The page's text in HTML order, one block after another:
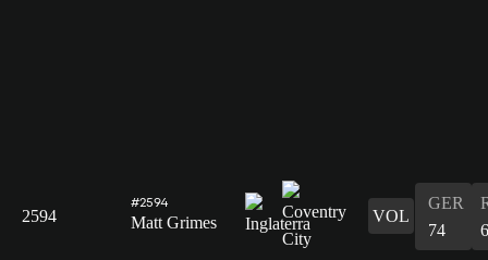
2594
#2594
Matt Grimes VOL
GER
74